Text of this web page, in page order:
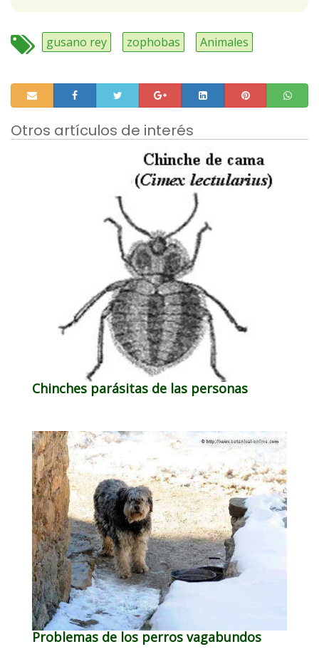
gusano rey zophobas Animales
Otros artículos de interés
Chinches parásitas de las personas
Problemas de los perros vagabundos